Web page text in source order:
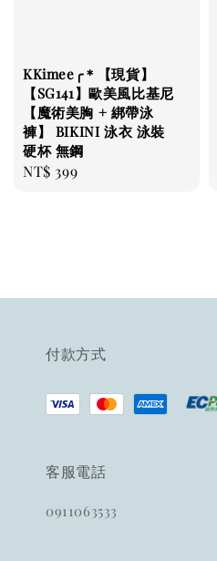
KKimee╭＊【現貨】
【SG141】歐美風比基尼
【魔術美胸 + 綁帶泳
褲】 BIKINI 泳衣 泳裝
硬杯 無鋼
Regular
NT$ 399
付款方式
客服電話
0911063533